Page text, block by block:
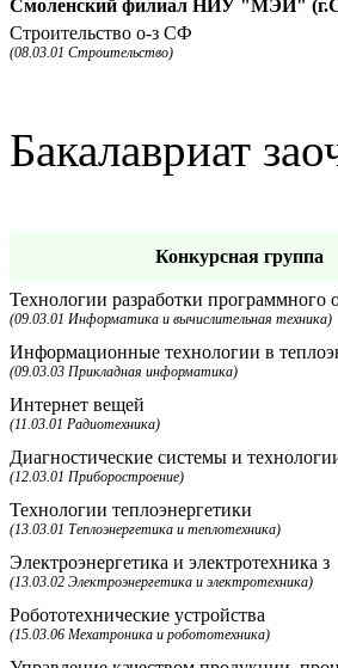
Смоленский филиал НИУ "МЭИ"
Строительство о-з СФ
(08.03.01 Строительство)
Бакалавриат
Конкурсная группа
Технологии разработки программного
(09.03.01 Информатика и вычислительная техника)
Информационные технологии в
(09.03.03 Прикладная информатика)
Интернет вещей
(11.03.01 Радиотехника)
Диагностические системы и
(12.03.01 Приборостроение)
Технологии теплоэнергетики
(13.03.01 Теплоэнергетика и теплотехника)
Электроэнергетика и электротехника з
(13.03.02 Электроэнергетика и электротехника)
Робототехнические устройства
(15.03.06 Мехатроника и робототехника)